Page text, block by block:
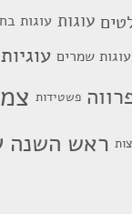
עוגות עוגות
עוגות שמרים עוגיות
פשטידות
ראש השנה